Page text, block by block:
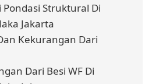
Pondasi Struktural Di
Jakarta
Kekurangan Dari
Dari Besi WF Di